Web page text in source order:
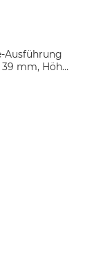
Ausführung
39 mm, Höhe
und
Auftritt, der